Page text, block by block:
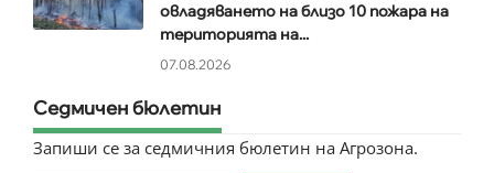
овладяването на близо 10 пожара на
територията на...
07.08.2026
Седмичен бюлетин
Запиши се за седмичния бюлетин на Агрозона.